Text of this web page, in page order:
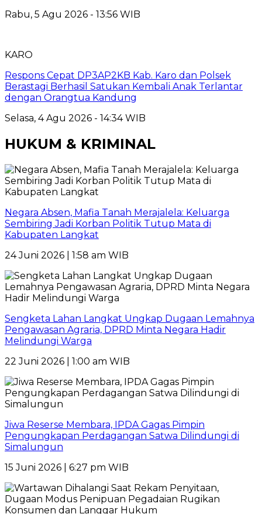
Rabu, 5 Agu 2026 - 13:56 WIB
KARO
Respons Cepat DP3AP2KB Kab. Karo dan Polsek
Berastagi Berhasil Satukan Kembali Anak Terlantar
dengan Orangtua Kandung
Selasa, 4 Agu 2026 - 14:34 WIB
HUKUM & KRIMINAL
Negara Absen, Mafia Tanah Merajalela: Keluarga
Sembiring Jadi Korban Politik Tutup Mata di
Kabupaten Langkat
24 Juni 2026 | 1:58 am WIB
Sengketa Lahan Langkat Ungkap Dugaan Lemahnya
Pengawasan Agraria, DPRD Minta Negara Hadir
Melindungi Warga
22 Juni 2026 | 1:00 am WIB
Jiwa Reserse Membara, IPDA Gagas Pimpin
Pengungkapan Perdagangan Satwa Dilindungi di
Simalungun
15 Juni 2026 | 6:27 pm WIB